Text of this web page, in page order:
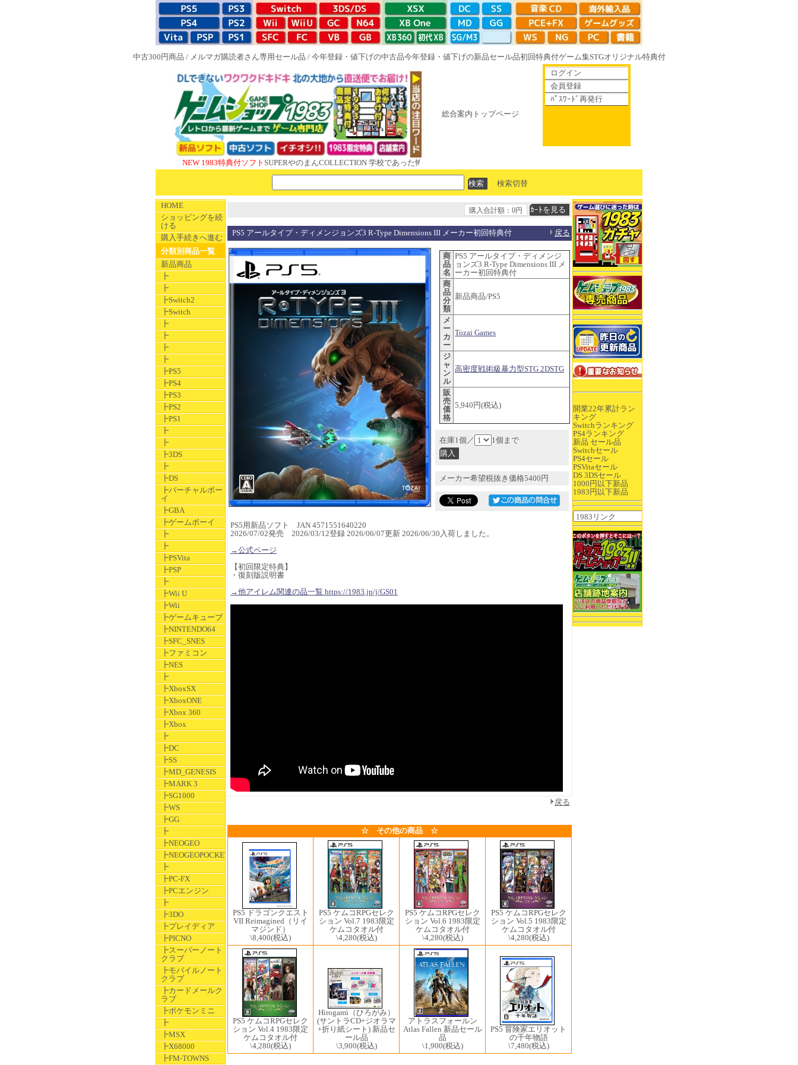
中古300円商品 / メルマガ購読者さん専用セール品 / 今年登録・値下げの中古品今年登録・値下げの新品セール品初回特典付ゲーム集STGオリジナル特典付
総合案内トップページ
NEW 1983特典付ソフトSUPERやのまんCOLLECTION 学校であった怖い話と晦󠄀つきこもり ルート16R やがて散りゆく鏡の花へ 70年代風ロボットアニメ ゲッP-X アレサCOLLECTION
ログイン
会員登録
ﾊﾟｽﾜｰﾄﾞ再発行
検索切替
HOME
ショッピングを続
ける
購入手続きへ進む
分類別商品一覧
新品商品
┣
┣
┣Switch2
┣Switch
┣
┣
┣
┣
┣PS5
┣PS4
┣PS3
┣PS2
┣PS1
┣
┣
┣3DS
┣
┣DS
┣バーチャルボー
イ
┣GBA
┣ゲームボーイ
┣
┣
┣PSVita
┣PSP
┣
┣Wii U
┣Wii
┣ゲームキューブ
┣NINTENDO64
┣SFC_SNES
┣ファミコン
┣NES
┣
┣XboxSX
┣XboxONE
┣Xbox 360
┣Xbox
┣
┣DC
┣SS
┣MD_GENESIS
┣MARK 3
┣SG1000
┣WS
┣GG
┣
┣NEOGEO
┣NEOGEOPOCKET
┣
┣PC-FX
┣PCエンジン
┣
┣3DO
┣プレイディア
┣PICNO
┣スーパーノート
クラブ
┣モバイルノート
クラブ
┣カードメールク
ラブ
┣ポケモンミニ
┣
┣MSX
┣X68000
┣FM-TOWNS
開業22年累計ラン
キング
Switchランキング
PS4ランキング
新品 セール品
Switchセール
PS4セール
PSVitaセール
DS 3DSセール
1000円以下新品
1983円以下新品
購入合計額：0円
PS5 アールタイプ・ディメンジョンズ3 R-Type Dimensions III メーカー初回特典付 戻る
商
品
名
PS5 アールタイプ・ディメンジ
ョンズ3 R-Type Dimensions III メ
ーカー初回特典付
商
品
分
類
新品商品/PS5
メ
ー
カ
ー
Tozai Games
ジ
ャ
ン
ル
高密度戦術級暴力型STG 2DSTG
販
売
価
格
5,940円(税込)
在庫1個／ 1個まで
メーカー希望税抜き価格5400円
PS5用新品ソフト JAN 4571551640220
2026/07/02発売 2026/03/12登録 2026/06/07更新 2026/06/30入荷しました。
→公式ページ
【初回限定特典】
・復刻版説明書
→他アイレム関連の品一覧 https://1983.jp/j/GS01
戻る
☆ その他の商品 ☆
PS5 ドラゴンクエスト
VII Reimagined（リイ
マジンド）
\8,400(税込)
PS5 ケムコRPGセレク
ション Vol.7 1983限定
ケムコタオル付
\4,280(税込)
PS5 ケムコRPGセレク
ション Vol.6 1983限定
ケムコタオル付
\4,280(税込)
PS5 ケムコRPGセレク
ション Vol.5 1983限定
ケムコタオル付
\4,280(税込)
PS5 ケムコRPGセレク
ション Vol.4 1983限定
ケムコタオル付
\4,280(税込)
Hirogami（ひろがみ）
(サントラCD+ジオラマ
+折り紙シート) 新品セ
ール品
\3,900(税込)
アトラスフォールン
Atlas Fallen 新品セール
品
\1,900(税込)
PS5 冒険家エリオット
の千年物語
\7,480(税込)